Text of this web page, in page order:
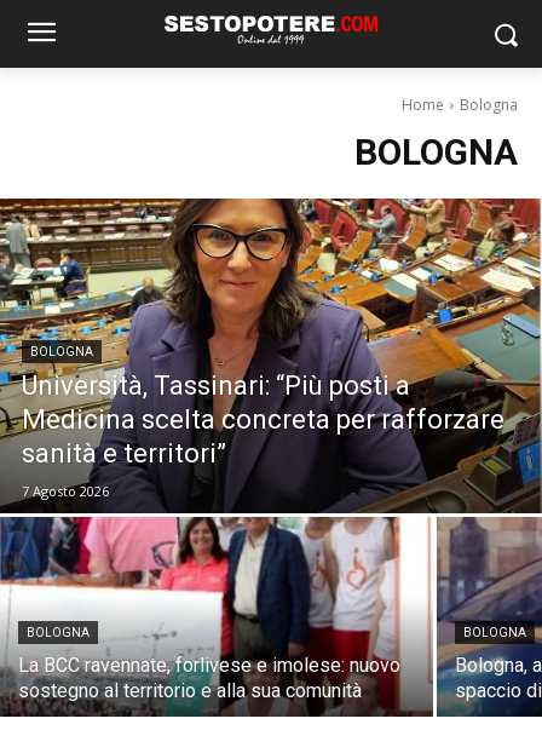
Home Bologna
BOLOGNA
BOLOGNA
Università, Tassinari: “Più posti a
Medicina scelta concreta per rafforzare
sanità e territori”
7 Agosto 2026
BOLOGNA
La BCC ravennate, forlivese e imolese: nuovo
sostegno al territorio e alla sua comunità
BOLOGNA
Bologna,
spaccio